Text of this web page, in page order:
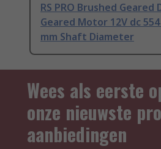
RS PRO Brushed Geared
Geared Motor 12V dc
mm Shaft Diameter
Wees als eerste
onze nieuwste
aanbiedingen